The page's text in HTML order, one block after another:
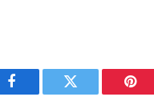
Facebook Twitter